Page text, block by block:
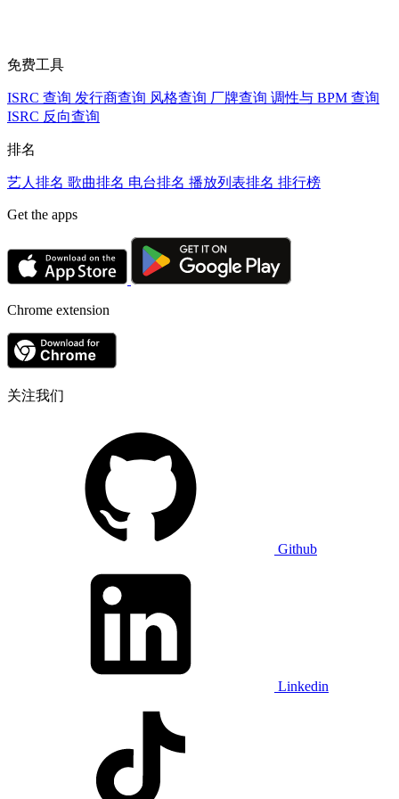
免费工具
ISRC 查询 发行商查询 风格查询 厂牌查询 调性与 BPM 查询
ISRC 反向查询
排名
艺人排名 歌曲排名 电台排名 播放列表排名 排行榜
Get the apps
Chrome extension
关注我们
Github
Linkedin